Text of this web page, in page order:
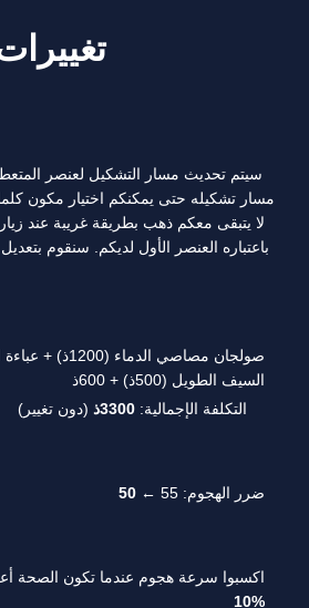
سيتم تحديث مسار التشكيل لعنصر
مسار تشكيله حتى يمكنكم اختيار مكون
لا يتبقى معكم ذهب بطريقة غريبة عند
باعتباره العنصر الأول لديكم. سنقوم
السيف الطويل (500ذ) + 600ذ
التكلفة الإجمالية: 3300ذ (دون تغيير)
ضرر الهجوم: 55 ←
اكسبوا سرعة هجوم عندما تكون الصحة أعلى من
10%